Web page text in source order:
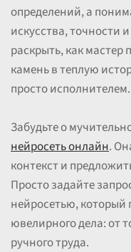
определений, а
искусства, точности
раскрыть, как
камень в теплую
просто исполнителем.
Забудьте о
нейросеть онлайн.
контекст и
Просто задайте
нейросетью,
ювелирного дела: от
ручного труда.